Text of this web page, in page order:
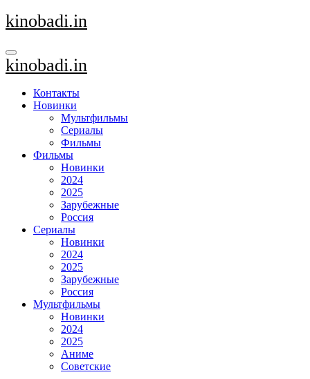
Перейти
к
kinobadi.in
kinobadi.in
Контакты
Новинки
Мультфильмы
Сериалы
Фильмы
Фильмы
Новинки
2024
2025
Зарубежные
Россия
Сериалы
Новинки
2024
2025
Зарубежные
Россия
Мультфильмы
Новинки
2024
2025
Аниме
Советские